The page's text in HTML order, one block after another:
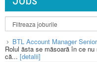
BTL Account Manager
Rolul ăsta se măsoară în ce
că... [detalii]